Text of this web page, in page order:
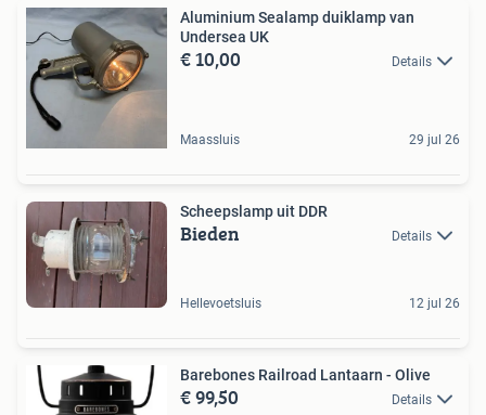
Aluminium Sealamp duiklamp van
Undersea UK
€ 10,00 Details
Maassluis 29 jul 26
Scheepslamp uit DDR
Bieden Details
Hellevoetsluis 12 jul 26
Barebones Railroad Lantaarn - Olive
€ 99,50 Details